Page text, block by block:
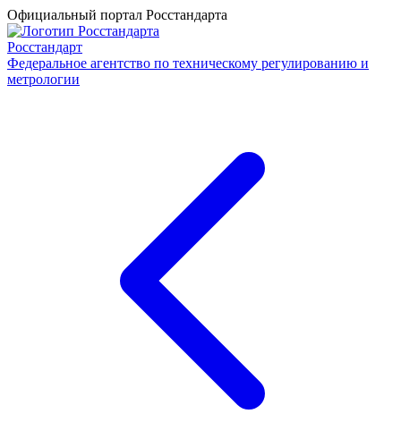
Официальный портал Росстандарта
Росстандарт
Федеральное агентство по техническому регулированию и
метрологии